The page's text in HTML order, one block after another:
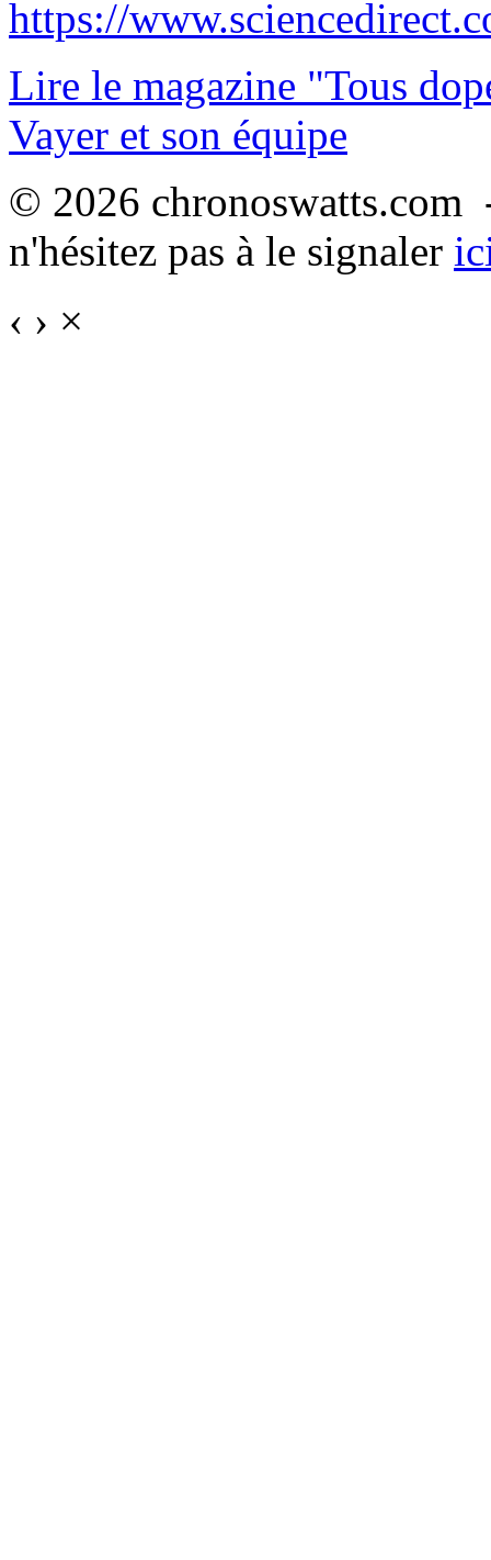
https://
Lire le magazine "Tous
Vayer et son équipe
© 2026
n'hésitez pas à le signaler
‹ › ×